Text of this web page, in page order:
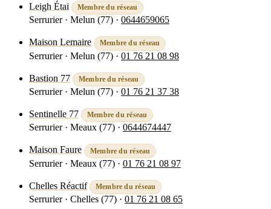
Leigh Étai Membre du réseau
Serrurier · Melun (77) · 0644659065
Maison Lemaire
Membre du réseau
Serrurier · Melun (77) · 01 76 21 08 98
Bastion 77
Membre du réseau
Serrurier · Melun (77) · 01 76 21 37 38
Sentinelle 77
Membre du réseau
Serrurier · Meaux (77) · 0644674447
Maison Faure
Membre du réseau
Serrurier · Meaux (77) · 01 76 21 08 97
Chelles Réactif
Membre du réseau
Serrurier · Chelles (77) · 01 76 21 08 65